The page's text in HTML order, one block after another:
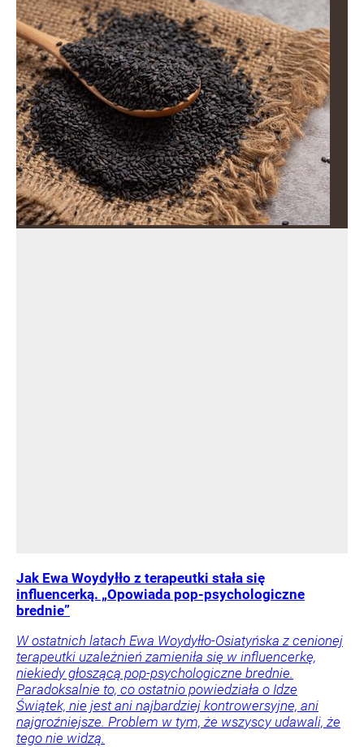
Jak Ewa Woydyłło z terapeutki stała się
influencerką. „Opowiada pop-psychologiczne
brednie”
W ostatnich latach Ewa Woydyłło-Osiatyńska z cenionej
terapeutki uzależnień zamieniła się w influencerkę,
niekiedy głoszącą pop-psychologiczne brednie.
Paradoksalnie to, co ostatnio powiedziała o Idze
Świątek, nie jest ani najbardziej kontrowersyjne, ani
najgroźniejsze. Problem w tym, że wszyscy udawali, że
tego nie widzą.